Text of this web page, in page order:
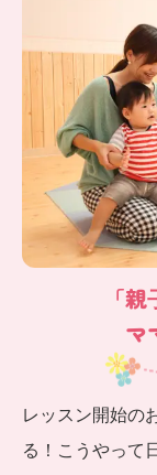
「
マ
レッスン開始の
る！こうやって